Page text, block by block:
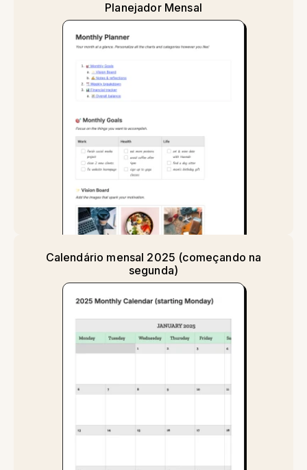
Planejador Mensal
Calendário mensal 2025 (começando na
segunda)